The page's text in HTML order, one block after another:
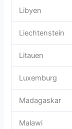
Libyen
Liechtenstein
Litauen
Luxemburg
Madagaskar
Malawi